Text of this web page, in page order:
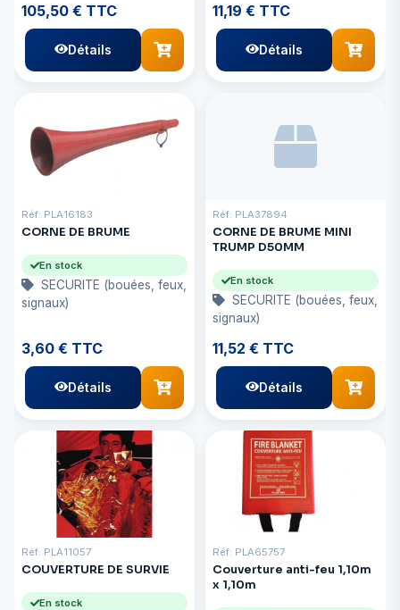
105,50 € TTC
Détails
11,19 € TTC
Détails
Réf: PLA16183
CORNE DE BRUME
En stock
SECURITE (bouées, feux,
signaux)
3,60 € TTC
Détails
Réf: PLA37894
CORNE DE BRUME MINI
TRUMP D50MM
En stock
SECURITE (bouées, feux,
signaux)
11,52 € TTC
Détails
Réf: PLA11057
COUVERTURE DE SURVIE
En stock
Réf: PLA65757
Couverture anti-feu 1,10m
x 1,10m